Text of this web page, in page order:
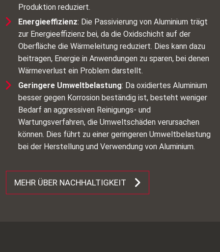
Produktion reduziert.
Energieeffizienz: Die Passivierung von Aluminium trägt
zur Energieeffizienz bei, da die Oxidschicht auf der
Oberfläche die Wärmeleitung reduziert. Dies kann dazu
beitragen, Energie in Anwendungen zu sparen, bei denen
Wärmeverlust ein Problem darstellt.
Geringere Umweltbelastung: Da oxidiertes Aluminium
besser gegen Korrosion beständig ist, besteht weniger
Bedarf an aggressiven Reinigungs- und
Wartungsverfahren, die Umweltschäden verursachen
können. Dies führt zu einer geringeren Umweltbelastung
bei der Herstellung und Verwendung von Aluminium.
MEHR ÜBER NACHHALTIGKEIT